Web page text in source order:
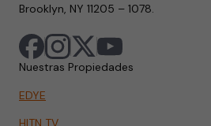
Brooklyn, NY 11205 – 1078.
Nuestras Propiedades
EDYE
HITN TV